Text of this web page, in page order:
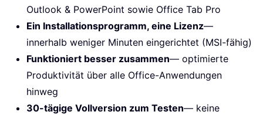
Outlook & PowerPoint sowie Office Tab Pro
Ein Installationsprogramm, eine Lizenz—
innerhalb weniger Minuten eingerichtet (MSI-fähig)
Funktioniert besser zusammen— optimierte
Produktivität über alle Office-Anwendungen
hinweg
30-tägige Vollversion zum Testen— keine